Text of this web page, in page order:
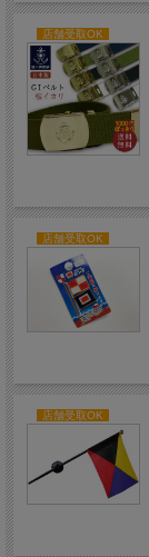
店舗受取OK
店舗受取OK
店舗受取OK